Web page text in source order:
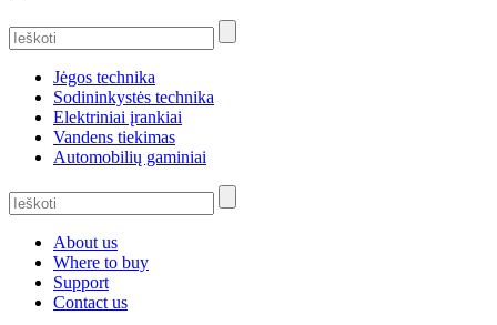
Jėgos technika
Sodininkystės technika
Elektriniai įrankiai
Vandens tiekimas
Automobilių gaminiai
About us
Where to buy
Support
Contact us